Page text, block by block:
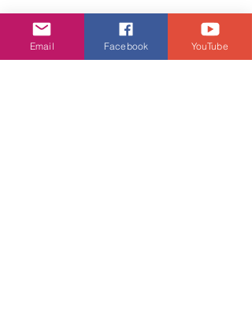
Email Facebook YouTube